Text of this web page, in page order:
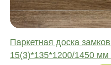
Паркетная доска
15(3)*135*1200/1450 мм